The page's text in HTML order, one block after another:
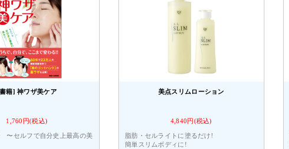
籍] 神ワザ美ケア
1,760円(税込)
〜セルフで自分史上最高の美
美点スリムローション
4,840円(税込)
脂肪・セルライトに塗るだけ!
簡単スリムボディに!